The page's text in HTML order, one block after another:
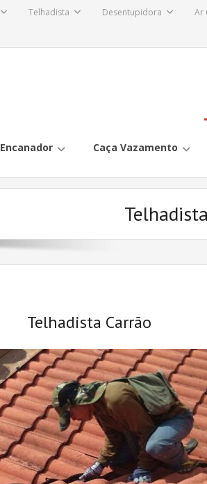
Telhadista Desentupidora
Ar
Encanador Caça Vazamento
Telhadista Carrão